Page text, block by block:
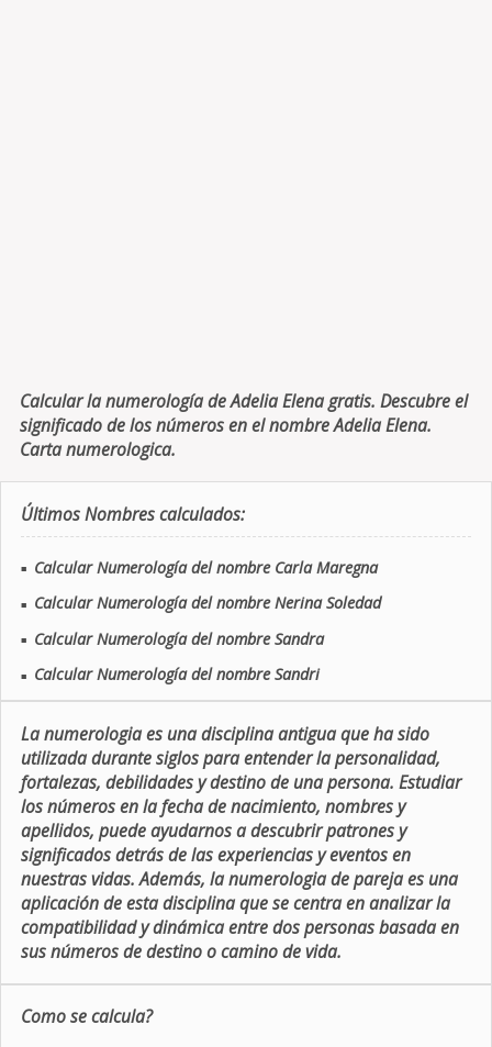
Calcular la numerología de Adelia Elena gratis. Descubre el
significado de los números en el nombre Adelia Elena.
Carta numerologica.
Últimos Nombres calculados:
■ Calcular Numerología del nombre Carla Maregna
■ Calcular Numerología del nombre Nerina Soledad
■ Calcular Numerología del nombre Sandra
■ Calcular Numerología del nombre Sandri
La numerologia es una disciplina antigua que ha sido
utilizada durante siglos para entender la personalidad,
fortalezas, debilidades y destino de una persona. Estudiar
los números en la fecha de nacimiento, nombres y
apellidos, puede ayudarnos a descubrir patrones y
significados detrás de las experiencias y eventos en
nuestras vidas. Además, la numerologia de pareja es una
aplicación de esta disciplina que se centra en analizar la
compatibilidad y dinámica entre dos personas basada en
sus números de destino o camino de vida.
Como se calcula?